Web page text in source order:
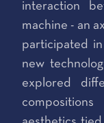
interaction
machine - an
participated
new
explored